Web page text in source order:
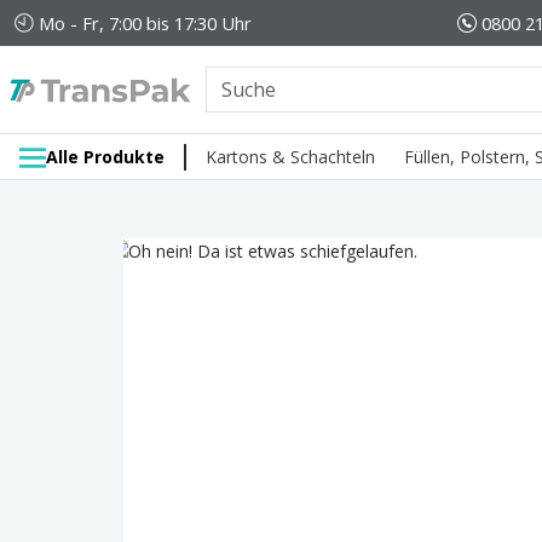
Mo - Fr, 7:00 bis 17:30 Uhr 0800
Alle Produkte Kartons & Schachteln Füllen, Polstern,